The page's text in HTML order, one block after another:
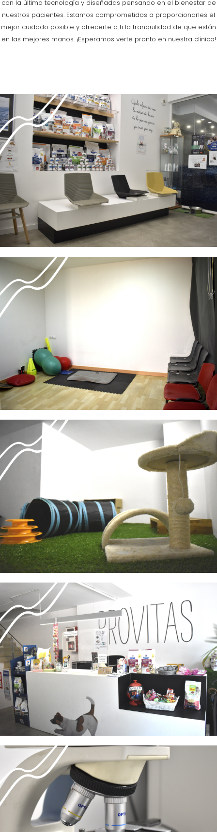
con la última tecnología y diseñadas pensando en el bienestar de
nuestros pacientes. Estamos comprometidos a proporcionarles el
mejor cuidado posible y ofrecerte a ti la tranquilidad de que están
en las mejores manos. ¡Esperamos verte pronto en nuestra clínica!